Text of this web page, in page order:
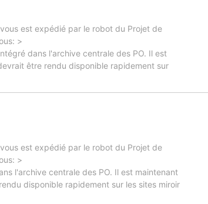
est expédié par le robot du Projet de
>
dans l'archive centrale des PO. Il est
être rendu disponible rapidement sur
est expédié par le robot du Projet de
>
l'archive centrale des PO. Il est maintenant
disponible rapidement sur les sites miroir